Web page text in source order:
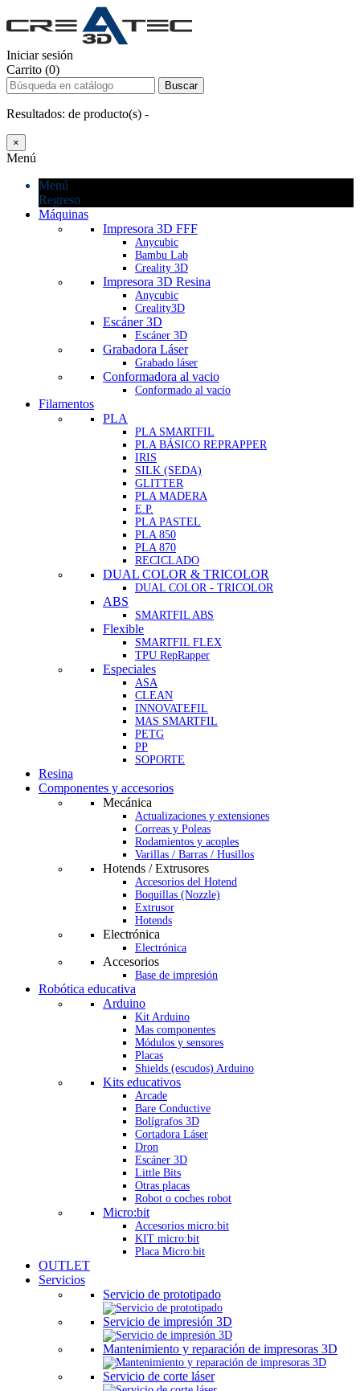
Iniciar sesión
Carrito (0)
Buscar
Resultados: de producto(s) -
×
Menú
Menú
Regreso
Máquinas
Impresora 3D FFF
Anycubic
Bambu Lab
Creality 3D
Impresora 3D Resina
Anycubic
Creality3D
Escáner 3D
Escáner 3D
Grabadora Láser
Grabado láser
Conformadora al vacio
Conformado al vacío
Filamentos
PLA
PLA SMARTFIL
PLA BÁSICO REPRAPPER
IRIS
SILK (SEDA)
GLITTER
PLA MADERA
E.P.
PLA PASTEL
PLA 850
PLA 870
RECICLADO
DUAL COLOR & TRICOLOR
DUAL COLOR - TRICOLOR
ABS
SMARTFIL ABS
Flexible
SMARTFIL FLEX
TPU RepRapper
Especiales
ASA
CLEAN
INNOVATEFIL
MAS SMARTFIL
PETG
PP
SOPORTE
Resina
Componentes y accesorios
Mecánica
Actualizaciones y extensiones
Correas y Poleas
Rodamientos y acoples
Varillas / Barras / Husillos
Hotends / Extrusores
Accesorios del Hotend
Boquillas (Nozzle)
Extrusor
Hotends
Electrónica
Electrónica
Accesorios
Base de impresión
Robótica educativa
Arduino
Kit Arduino
Mas componentes
Módulos y sensores
Placas
Shields (escudos) Arduino
Kits educativos
Arcade
Bare Conductive
Bolígrafos 3D
Cortadora Láser
Dron
Escáner 3D
Little Bits
Otras placas
Robot o coches robot
Micro:bit
Accesorios micro:bit
KIT micro:bit
Placa Micro:bit
OUTLET
Servicios
Servicio de prototipado
Servicio de impresión 3D
Mantenimiento y reparación de impresoras 3D
Servicio de corte láser